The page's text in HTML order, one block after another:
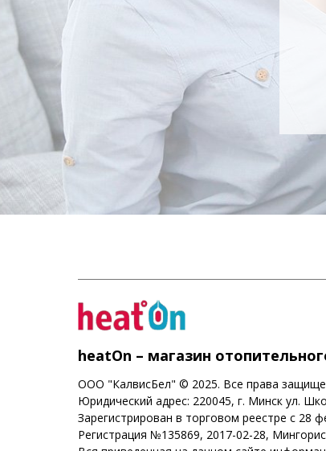
heatOn – магазин
ООО "КалвисБел" © 2025. Все права
Юридический адрес: 220045, г. Минск ул.
Зарегистрирован в торговом реестре с 28
Регистрация №135869, 2017-02-28,